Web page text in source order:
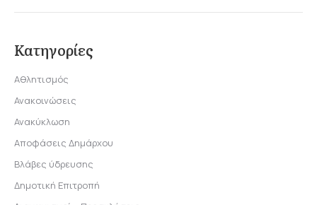
Κατηγορίες
Αθλητισμός
Ανακοινώσεις
Ανακύκλωση
Αποφάσεις Δημάρχου
Βλάβες ύδρευσης
Δημοτική Επιτροπή